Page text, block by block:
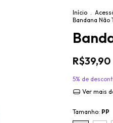
Início .
Bandana Não
R$39,90
5% de
Ver mais
Tamanho: PP